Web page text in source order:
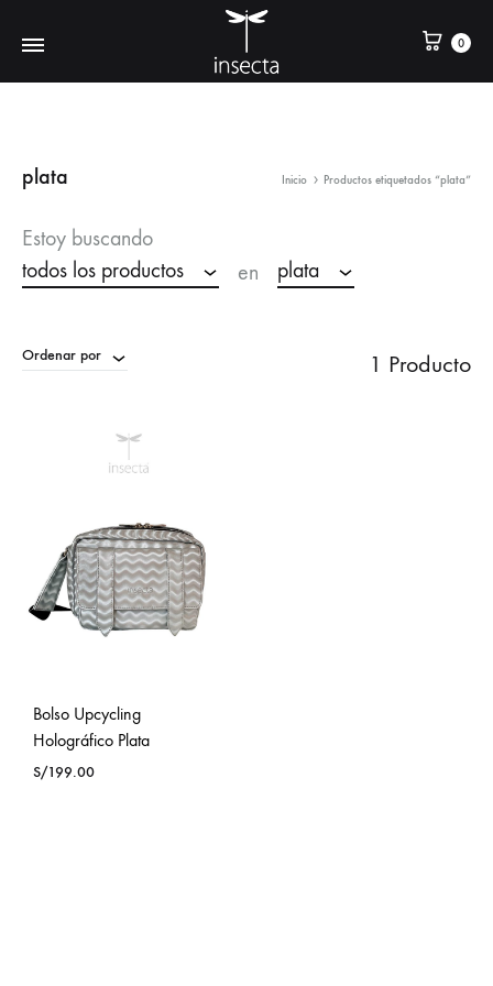
0
plata Inicio Productos etiquetados “plata”
Estoy buscando
todos los productos
en plata
Ordenar por 1 Producto
Bolso Upcycling
Holográfico Plata
S/199.00